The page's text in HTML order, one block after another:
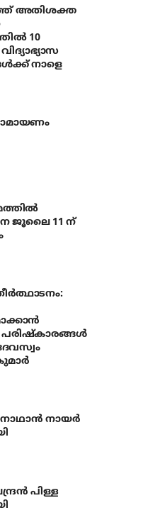
അതിശക്ത
10
നാളെ
ജൂലൈ 11 ന്
നായര്‍
പിള്ള